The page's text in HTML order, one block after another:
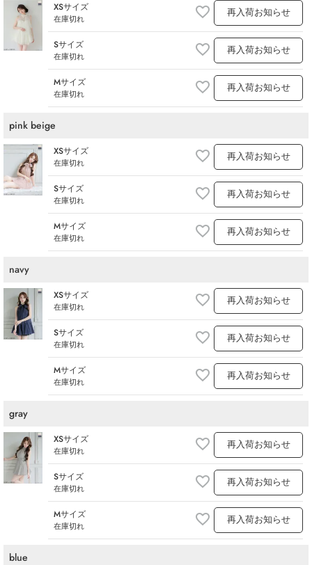
XSサイズ
在庫切れ 再入荷お知らせ
Sサイズ
在庫切れ 再入荷お知らせ
Mサイズ
在庫切れ 再入荷お知らせ
pink beige
XSサイズ
在庫切れ 再入荷お知らせ
Sサイズ
在庫切れ 再入荷お知らせ
Mサイズ
在庫切れ 再入荷お知らせ
navy
XSサイズ
在庫切れ 再入荷お知らせ
Sサイズ
在庫切れ 再入荷お知らせ
Mサイズ
在庫切れ 再入荷お知らせ
gray
XSサイズ
在庫切れ 再入荷お知らせ
Sサイズ
在庫切れ 再入荷お知らせ
Mサイズ
在庫切れ 再入荷お知らせ
blue